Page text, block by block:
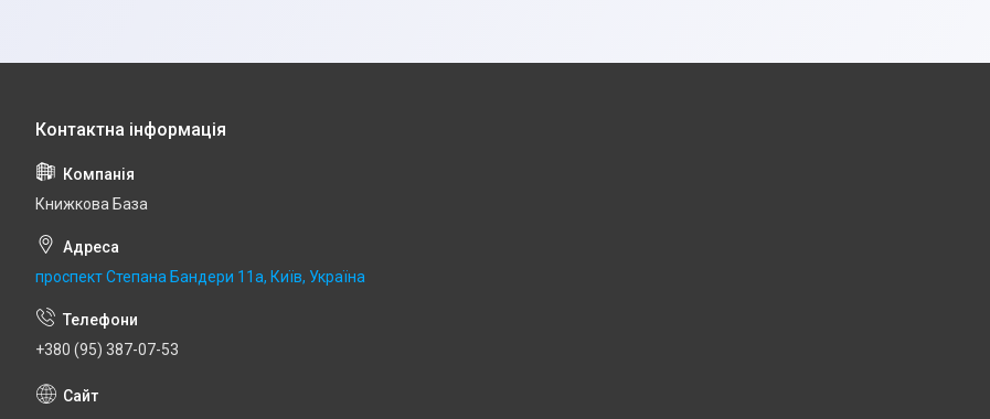
Книжкова База
проспект Степана Бандери 11а, Київ, Україна
+380 (95) 387-07-53